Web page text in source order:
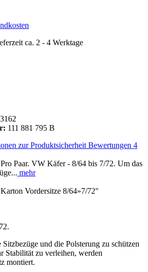
ca. 2 - 4 Werktage
111 881 795 B
zur Produktsicherheit Bewertungen 4
Paar. VW Käfer - 8/64 bis 7/72. Um das
mehr
Vordersitze 8/64»7/72"
und die Polsterung zu schützen
Stabilität zu verleihen, werden
montiert.